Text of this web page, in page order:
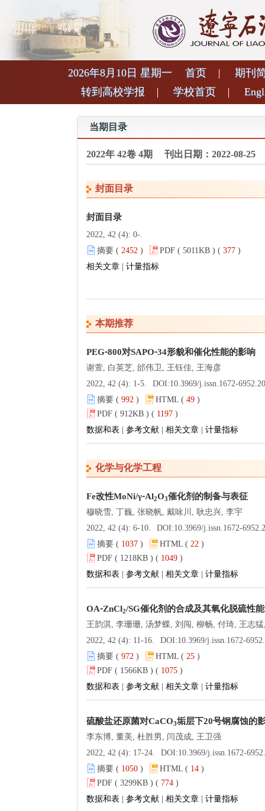
2026年8月10日 星期一 首页
期刊
转到高校学报
学校首页
当期目录
2022年 42卷 4期 刊出日期：2022-08-25
封面目录
封面目录
2022, 42 (4): 0-.
摘要 ( 2452 ) PDF ( 5011KB ) ( 377 )
相关文章
计量指标
本期推荐
PEG⁃800对SAPO⁃34形貌和催化性能的影响
谢萱, 白英芝, 邰伟卫, 王钰佳, 王海彦
2022, 42 (4): 1-5.
DOI:10.3969/j.issn.1672-6952.2022.04.001
摘要 ( 992 ) HTML ( 49 )
PDF ( 912KB ) ( 1197 )
数据和表
参考文献 相关文章 计量指标
化学与化学工程
Fe改性MoNi/γ⁃Al2O3催化剂的制备与表征
穆晓雪, 丁巍, 张晓帆, 戴咏川, 耿忠兴, 李宇
2022, 42 (4): 6-10.
DOI:10.3969/j.issn.1672-
摘要 ( 1037 ) HTML ( 22 )
PDF ( 1218KB ) ( 1049 )
数据和表
参考文献 相关文章 计量指标
OA⁃ZnCl2/SG催化剂的合成及其氧化脱硫性能
王韵淇, 李珊珊, 汤梦蝶, 刘闯, 柳畅, 付琦, 王志
2022, 42 (4): 11-16.
DOI:10.3969/j.issn.1672-
摘要 ( 972 ) HTML ( 25 )
PDF ( 1566KB ) ( 1075 )
数据和表
参考文献 相关文章 计量指标
硫酸盐还原菌对CaCO3垢层下20号钢腐蚀的
李东博, 董美, 杜胜男, 闫茂成, 王卫强
2022, 42 (4): 17-24.
DOI:10.3969/j.issn.1672-
摘要 ( 1050 ) HTML ( 14 )
PDF ( 3299KB ) ( 774 )
数据和表
参考文献 相关文章 计量指标